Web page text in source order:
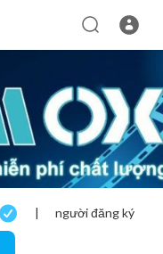
| người đăng ký